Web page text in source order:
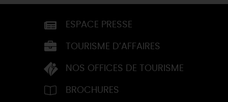
ESPACE PRESSE
TOURISME D’AFFAIRES
NOS OFFICES DE TOURISME
BROCHURES